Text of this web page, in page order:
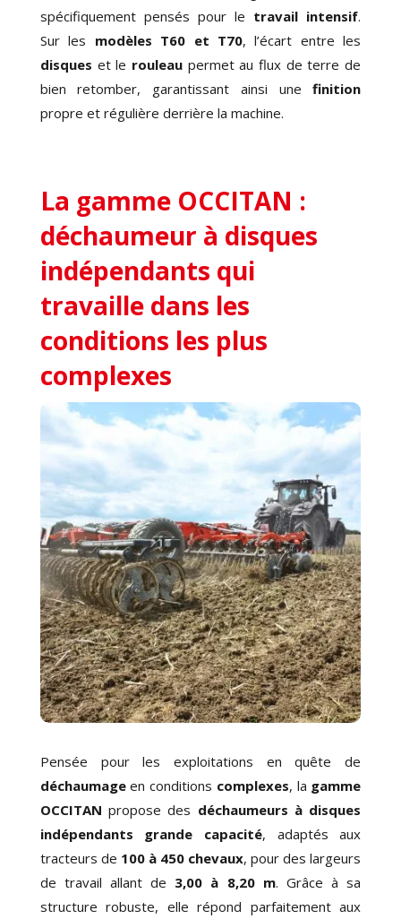
spécifiquement pensés pour le travail intensif.
Sur les modèles T60 et T70, l’écart entre les
disques et le rouleaupermet au flux de terre de
bien retomber, garantissant ainsi
unefinition
propre et régulière derrière la machine.
La gamme OCCITAN :
déchaumeur à disques
indépendants qui
travaille dans les
conditions les plus
complexes
Pensée pour les exploitations en quête de
déchaumageen conditions complexes, la gamme
OCCITAN propose des déchaumeurs à disques
indépendants grande capacité, adaptés aux
tracteurs de 100 à 450 chevaux, pour des largeurs
de travail allant de 3,00 à 8,20 m. Grâce à sa
structure robuste, elle répond parfaitement aux